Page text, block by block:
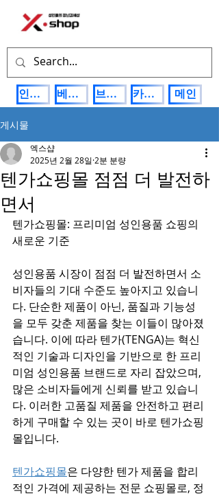
인기상품 베스트제품 브랜드관 카테고리 메인
게시물
텐가쇼핑몰 점점 더 발전하
면서
엑스샵
2025년 2월 28일 2분 분량
텐가쇼핑몰: 프리미엄 성인용품 쇼핑의
새로운 기준
성인용품 시장이 점점 더 발전하면서 소
비자들의 기대 수준도 높아지고 있습니
다. 단순한 제품이 아닌, 품질과 기능성
을 모두 갖춘 제품을 찾는 이들이 많아졌
습니다. 이에 따라 텐가(TENGA)는 혁신
적인 기술과 디자인을 기반으로 한 프리
미엄 성인용품 브랜드로 자리 잡았으며,
많은 소비자들에게 신뢰를 받고 있습니
다. 이러한 고품질 제품을 안전하고 편리
하게 구매할 수 있는 곳이 바로 텐가쇼핑
몰입니다.
텐가쇼핑몰은 다양한 텐가 제품을 합리
적인 가격에 제공하는 전문 쇼핑몰로, 정